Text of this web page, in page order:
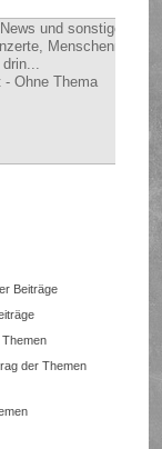
Beiträge
der Themen